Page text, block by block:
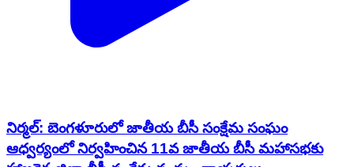
నిర్మల్: బెంగళూరులో జాతీయ బీసీ సంక్షేమ సంఘం
ఆధ్వర్యంలో నిర్వహించిన 11వ జాతీయ బీసీ మహాసభకు